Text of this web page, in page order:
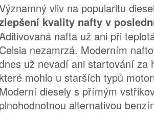
vliv na popularitu
kvality nafty v
nafta už ani při
Celsia nezamrzá. Moderním
už nevadí ani startování za
které mohlo u starších typů
Moderní diesely s přímým
plnohodnotnou alternativou